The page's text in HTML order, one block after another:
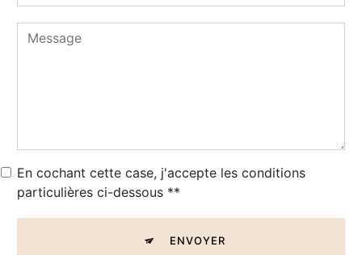
En cochant cette case, j'accepte les conditions
particulières ci-dessous **
ENVOYER